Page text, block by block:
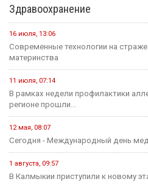
Здравоохранение
16 июля, 13:06
Современные технологии на
материнства
11 июля, 07:14
В рамках недели профилактики
регионе прошли...
12 мая, 08:07
Сегодня - Международный день
1 августа, 09:57
В Калмыкии приступили к новому